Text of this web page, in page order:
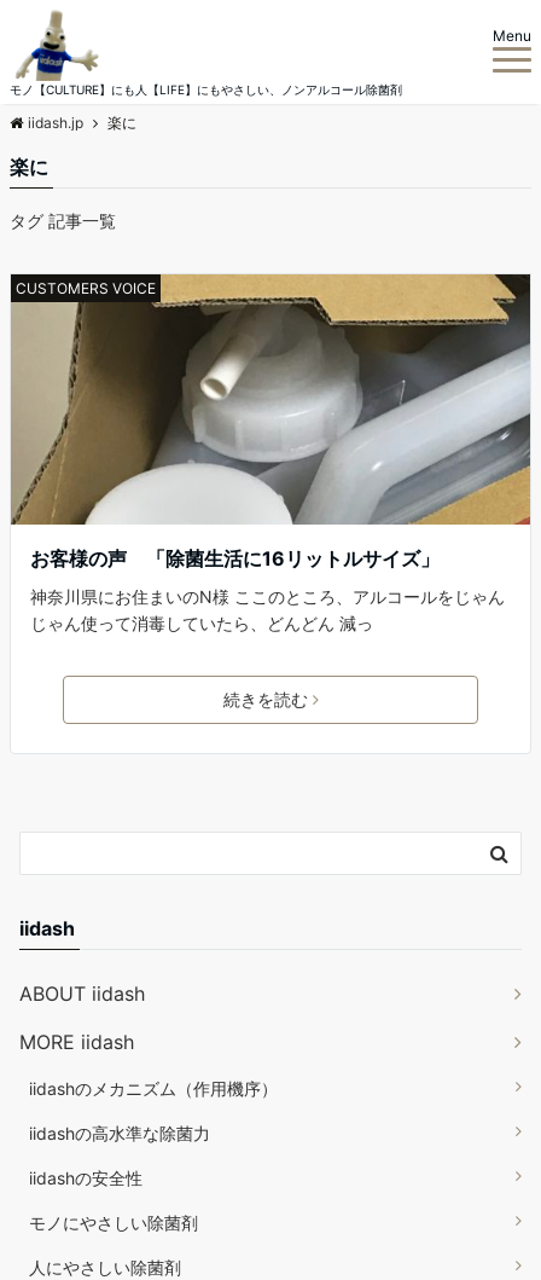
モノ【CULTURE】にも人【LIFE】にもやさしい、ノンアルコール除菌剤
Menu
iidash.jp 楽に
楽に
タグ 記事一覧
CUSTOMERS VOICE
お客様の声 「除菌生活に16リットルサイズ」
神奈川県にお住まいのN様 ここのところ、アルコールをじゃん
じゃん使って消毒していたら、どんどん 減っ
続きを読む
iidash
ABOUT iidash
MORE iidash
iidashのメカニズム（作用機序）
iidashの高水準な除菌力
iidashの安全性
モノにやさしい除菌剤
人にやさしい除菌剤